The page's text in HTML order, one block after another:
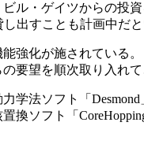
ル・ゲイツからの投
出すことも計画中だと
強化が施されている
要望を順次取り入れ
学法ソフト「
換ソフト「